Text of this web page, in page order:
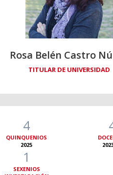
Rosa Belén Castro
TITULAR DE UNIVERSIDAD
4
QUINQUENIOS
2025
1
SEXENIOS